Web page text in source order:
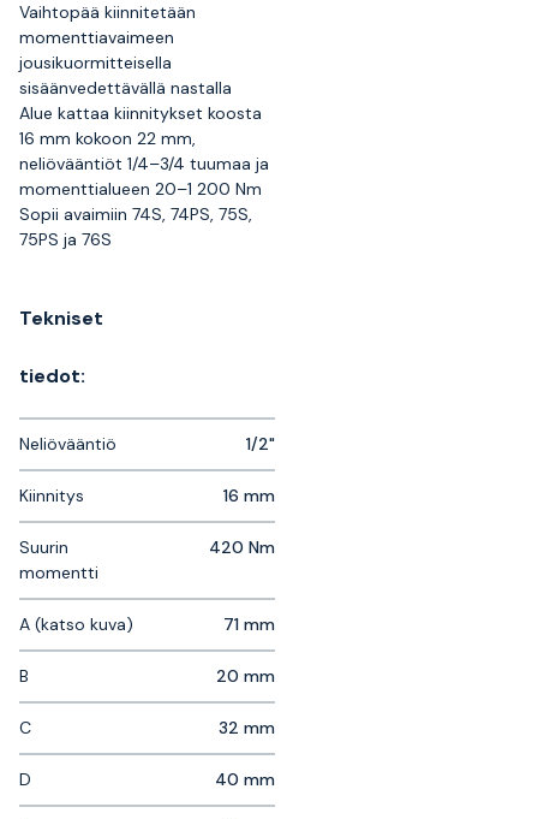
Vaihtopää kiinnitetään
momenttiavaimeen
jousikuormitteisella
sisäänvedettävällä nastalla
Alue kattaa kiinnitykset koosta
16 mm kokoon 22 mm,
neliövääntiöt 1/4–3/4 tuumaa ja
momenttialueen 20–1 200 Nm
Sopii avaimiin 74S, 74PS, 75S,
75PS ja 76S
Tekniset
tiedot:
Neliövääntiö 1/2"
Kiinnitys 16 mm
Suurin
momentti
420 Nm
A (katso kuva) 71 mm
B 20 mm
C 32 mm
D 40 mm